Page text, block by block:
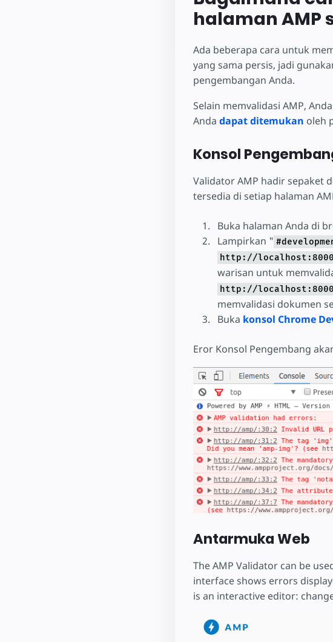
halaman AMP
Ada beberapa cara untuk
yang sama persis, jadi
pengembangan Anda.
Selain memvalidasi AMP,
Anda dapat ditemukan oleh
Konsol
Validator AMP hadir sepaket
tersedia di setiap halaman
Buka halaman Anda di
Lampirkan "
http://localhost:8000/
warisan untuk
http://localhost:8000/
memvalidasi dokumen
Buka konsol Chrome
Eror Konsol Pengembang
Antarmuka Web
The AMP Validator can be
interface shows errors
is an interactive editor: